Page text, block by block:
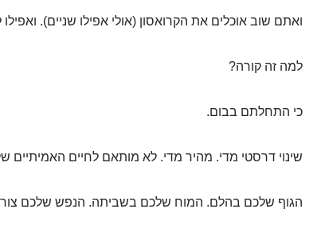
ואתם שוב אוכלים את הקרואסון (אולי אפילו שניים).
למה זה קורה?
כי התחלתם בבום.
שינוי דרסטי מדי. מהיר מדי. לא מותאם לחיים האמיתיים
הגוף שלכם בהלם. המוח שלכם בשביתה. הנפש שלכם